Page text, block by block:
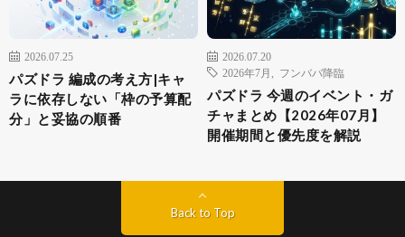
2026.07.25
パズドラ 編成の考え方|キャ
ラに依存しない「枠の予算配
分」と妥協の順番
2026.07.20
2026年7月
フンババ降臨
パズドラ 今週のイベント・ガ
チャまとめ【2026年07月】
開催期間と優先度を解説
Back to Top